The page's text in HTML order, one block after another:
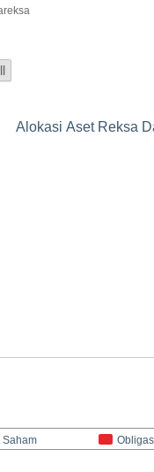
Alokasi Aset Reksa
Saham